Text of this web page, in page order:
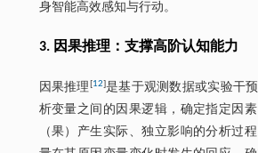
身智能高效感知与行动。
3. 因果推理：支撑高阶认知能力
因果推理[12]是基于观测数据或实验干
析变量之间的因果逻辑，确定指定因
（果）产生实际、独立影响的分析过